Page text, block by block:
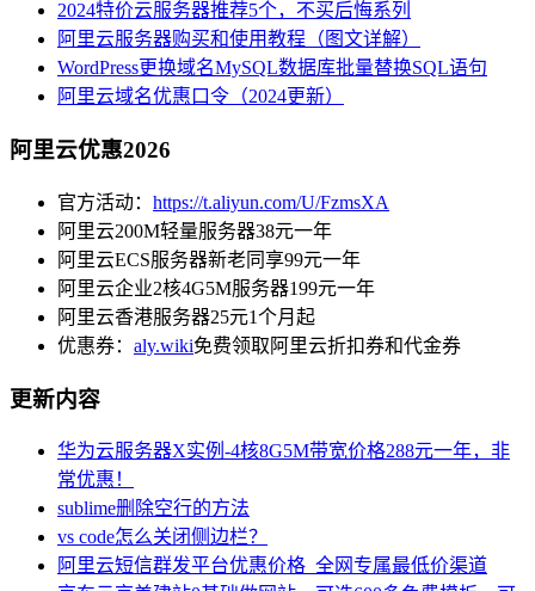
2024特价云服务器推荐5个，不买后悔系列
阿里云服务器购买和使用教程（图文详解）
WordPress更换域名MySQL数据库批量替换SQL语句
阿里云域名优惠口令（2024更新）
阿里云优惠2026
官方活动： https://t.aliyun.com/U/FzmsXA
阿里云200M轻量服务器38元一年
阿里云ECS服务器新老同享99元一年
阿里云企业2核4G5M服务器199元一年
阿里云香港服务器25元1个月起
优惠券： aly.wiki免费领取阿里云折扣券和代金券
更新内容
华为云服务器X实例-4核8G5M带宽价格288元一年，非
常优惠！
sublime删除空行的方法
vs code怎么关闭侧边栏？
阿里云短信群发平台优惠价格_全网专属最低价渠道